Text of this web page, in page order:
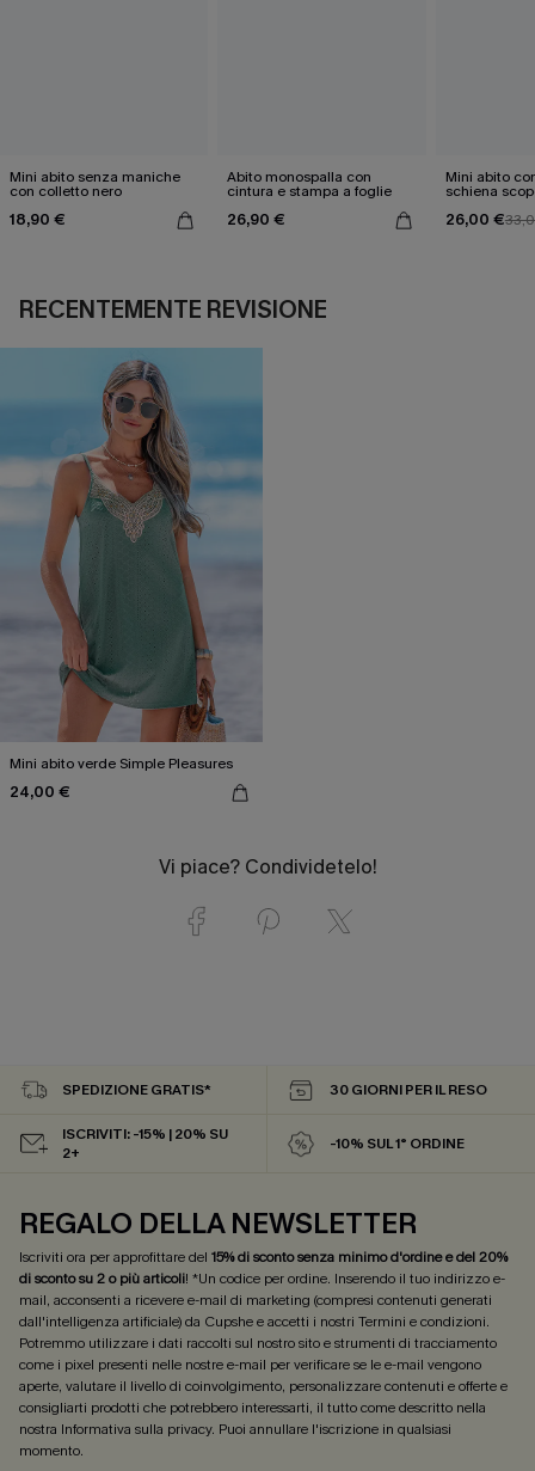
Mini abito senza maniche
con colletto nero
18,90 €
Abito monospalla con
cintura e stampa a foglie
26,90 €
Mini abito
schiena
26,00 €
RECENTEMENTE REVISIONE
Mini abito verde Simple Pleasures
24,00 €
Vi piace? Condividetelo!
SPEDIZIONE GRATIS* 30 GIORNI PER IL RESO
ISCRIVITI: -15% | 20% SU
2+
-10% SUL 1° ORDINE
REGALO DELLA NEWSLETTER
Iscriviti ora per approfittare del 15% di sconto senza minimo d'ordine e del 20%
di sconto su 2 o più articoli! *Un codice per ordine. Inserendo il tuo indirizzo e-
mail, acconsenti a ricevere e-mail di marketing (compresi contenuti generati
dall'intelligenza artificiale) da Cupshe e accetti i nostri Termini e condizioni.
Potremmo utilizzare i dati raccolti sul nostro sito e strumenti di tracciamento
come i pixel presenti nelle nostre e-mail per verificare se le e-mail vengono
aperte, valutare il livello di coinvolgimento, personalizzare contenuti e offerte e
consigliarti prodotti che potrebbero interessarti, il tutto come descritto nella
nostra Informativa sulla privacy. Puoi annullare l'iscrizione in qualsiasi
momento.